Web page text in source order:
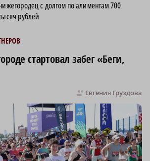
с долгом по алиментам 700
рублей
стартовал забег «Беги,
Евгения Груздова